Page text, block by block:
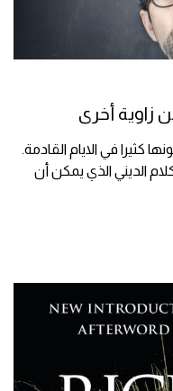
زاوية أخرى
كثيرا في الايام القادمة.
الديني الذي يمكن أن